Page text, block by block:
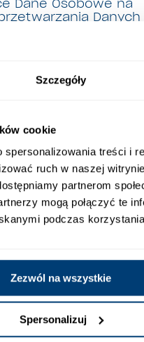
Szczegóły
cookie
treści i
ruch w naszej
partnerom
mogą połączyć te
podczas
Zezwól na wszystkie
Spersonalizuj
Dane Osobowe na
Danych
księgowego
współpracujący
ramach realizacji
z zakresu badań
z zakresu
doradcy prawni,